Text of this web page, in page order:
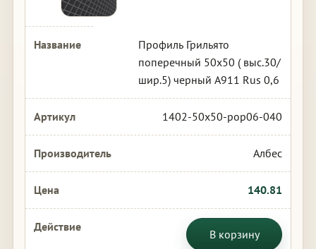
Профиль Грильято
поперечный 50х50 ( выс.30/
шир.5) черный А911 Rus 0,6
1402-50x50-pop06-040
Албес
140.81
В корзину